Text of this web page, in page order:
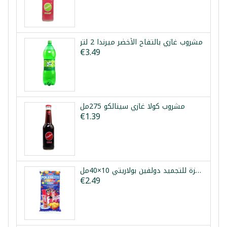
مشروب غازي بالتفاح الأخضر ميرندا 2 لتر
€3.49
مشروب كولا غازي سينالكو 275مل
€1.39
مثلجات فواكه جاهزة للتجميد دولفين بولاريتي 10×40مل
€2.49